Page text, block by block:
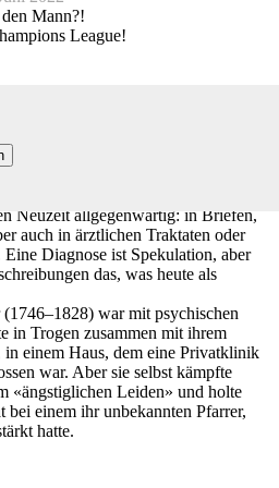
Mann?!
League!
Neuzeit allgegenwärtig: in Briefen,
auch in ärztlichen Traktaten oder
Diagnose ist Spekulation, aber
das, was heute als
war mit psychischen
in Trogen zusammen mit ihrem
einem Haus, dem eine Privatklinik
war. Aber sie selbst kämpfte
«ängstiglichen Leiden» und holte
bei einem ihr unbekannten Pfarrer,
hatte.